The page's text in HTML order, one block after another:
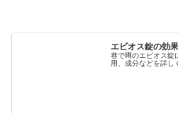
エビオス錠の効
巷で噂のエビオス錠
用、成分などを詳し